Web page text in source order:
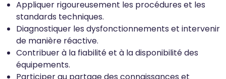
Appliquer rigoureusement les procédures et les
standards techniques.
Diagnostiquer les dysfonctionnements et intervenir
de manière réactive.
Contribuer à la fiabilité et à la disponibilité des
équipements.